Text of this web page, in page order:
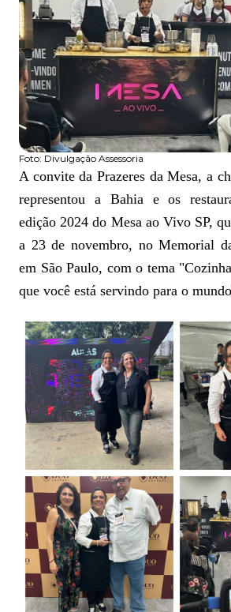
Foto: Divulgação Assessoria
A convite da Prazeres da Mesa, a
representou a Bahia e os
edição 2024 do Mesa ao Vivo SP,
a 23 de novembro, no Memorial
em São Paulo, com o tema
que você está servindo para o